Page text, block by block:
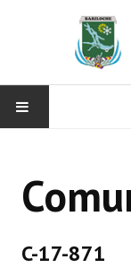
CONCEJO
C-17-871